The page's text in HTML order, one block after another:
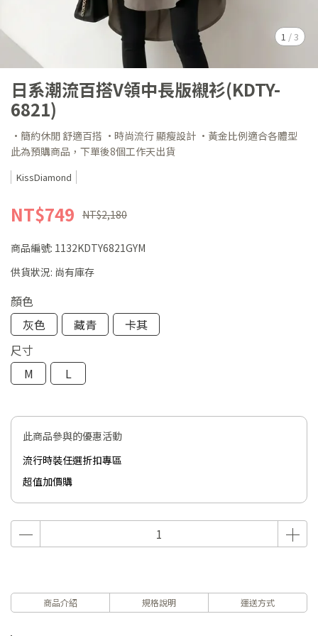
1 /3
日系潮流百搭V領中長版襯衫(KDTY-
6821)
·簡約休閒 舒適百搭 ·時尚流行 顯瘦設計 ·黃金比例適合各體型
此為預購商品，下單後8個工作天出貨
KissDiamond
NT$749 NT$2,180
商品編號: 1132KDTY6821GYM
供貨狀況: 尚有庫存
顏色
灰色
藏青
卡其
尺寸
M
L
此商品參與的優惠活動
流行時裝任選折扣專區
超值加價購
商品介紹 規格說明 運送方式